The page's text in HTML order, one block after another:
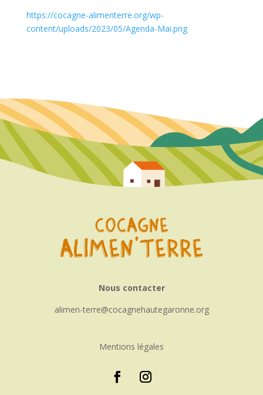
https://cocagne-alimenterre.org/wp-
content/uploads/2023/05/Agenda-Mai.png
Nous contacter
alimen-terre
cocagnehautegaronne.org
Mentions légales